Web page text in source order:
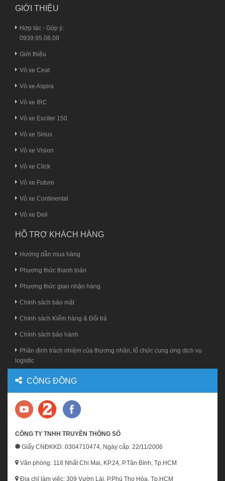
GIỚI THIỆU
Hợp tác - Góp ý:
0939.95.08.08
Giới thiệu
Vỏ xe Ceat
Vỏ xe Aspira
Vỏ xe IRC
Vỏ xe Exciter 150
Vỏ xe Sirius
Vỏ xe Vision
Vỏ xe Click
Vỏ xe Future
Vỏ xe Continental
Vỏ xe Deli
HỖ TRỢ KHÁCH HÀNG
Hướng dẫn mua hàng
Phương thức thanh toán
Phương thức giao nhận hàng
Chính sách bảo mật
Chính sách Kiểm hàng & Đổi trả
Chính sách bảo hành
Phân định trách nhiệm của thương nhân, tổ chức cung ứng dịch vụ
logistic
CỘNG ĐỒNG
CÔNG TY TNHH TRUYỀN THÔNG SỐ
Giấy CNĐKKD: 0304710474, Ngày cấp: 22/11/2006
Văn phòng: 118 Nhất Chi Mai, KP.24, P.Tân Bình, Tp.HCM
Địa chỉ làm việc: 309 Vườn Lài, P.Phú Thọ Hòa, Tp.HCM